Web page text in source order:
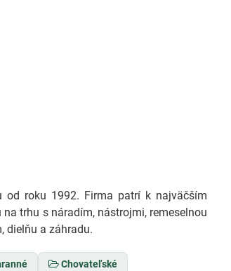
od roku 1992. Firma patrí k najväčším
trhu s náradím, nástrojmi, remeselnou
dielňu a záhradu.
Chovateľské